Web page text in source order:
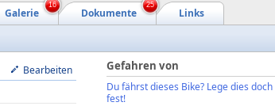
Links
Dokumente
Galerie
16 25
Bearbeiten Gefahren von
Du fährst dieses Bike? Lege dies doch
fest!